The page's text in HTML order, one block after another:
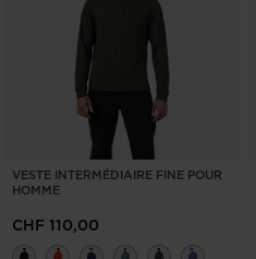
VESTE INTERMÉDIAIRE FINE POUR
HOMME
CHF 110,00